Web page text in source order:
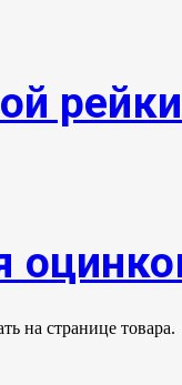
рейки
на странице товара.